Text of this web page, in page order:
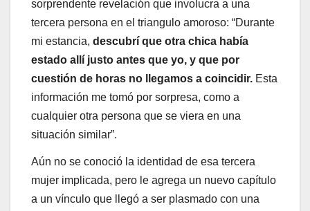
sorprendente revelación que involucra a una
tercera persona en el triangulo amoroso: “Durante
mi estancia, descubrí que otra chica había
estado allí justo antes que yo, y que por
cuestión de horas no llegamos a coincidir. Esta
información me tomó por sorpresa, como a
cualquier otra persona que se viera en una
situación similar”.
Aún no se conoció la identidad de esa tercera
mujer implicada, pero le agrega un nuevo capítulo
a un vínculo que llegó a ser plasmado con una